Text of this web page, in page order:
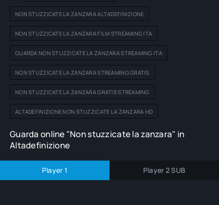
NON STUZZICATE LA ZANZARA ALTADEFINIZIONE
NON STUZZICATE LA ZANZARA FILM STREAMING ITA
GUARDA NON STUZZICATE LA ZANZARA STREAMING ITA
NON STUZZICATE LA ZANZARA STREAMING GRATIS
NON STUZZICATE LA ZANZARA GRATIS STREAMING
ALTADEFINIZIONE NON STUZZICATE LA ZANZARA HD
Guarda online "Non stuzzicate la zanzara" in
Altadefinizione
Player 1 Player 2 SUB